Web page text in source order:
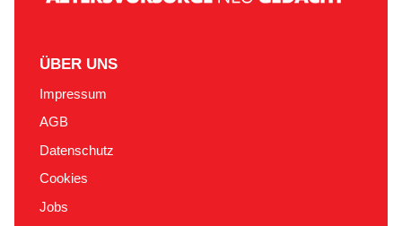
ÜBER UNS
Impressum
AGB
Datenschutz
Cookies
Jobs